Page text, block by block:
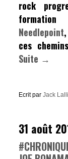
rock
formation
Needlepoint
ces
Suite →
Ecrit par Jack Lalli
31 août